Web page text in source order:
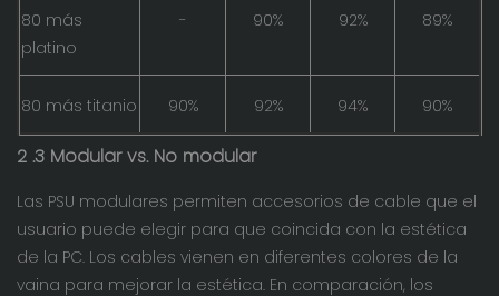
80 más
platino
- 90% 92% 89%
80 más titanio 90% 92% 94% 90%
2 .3 Modular vs. No modular
Las PSU modulares permiten accesorios de cable que el
usuario puede elegir para que coincida con la estética
de la PC. Los cables vienen en diferentes colores de la
vaina para mejorar la estética. En comparación, los